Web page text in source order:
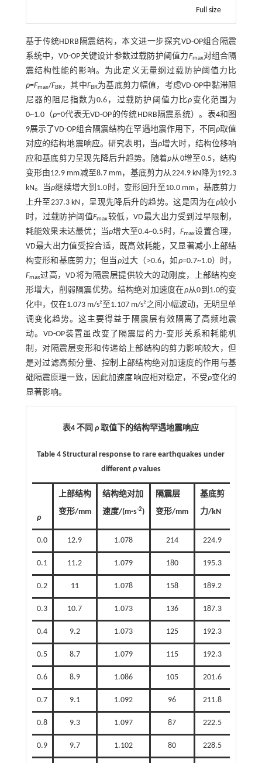
Full size
基于传统HDRB隔震结构，本文进一步探究VD-OP组合隔震
系统中，VD-OP关键设计参数过载防护阈值力Fmax对组合隔
震结构性能的影响。为此定义无量纲过载防护阈值力比
ρ=Fmax/FBR，其中FBR为基底剪力幅值，考虑VD-OP中黏滞阻
尼器的阻尼指数为0.6，过载防护阈值力比ρ 变化范围为
0~1.0（ρ=0代表无VD-OP的传统HDRB隔震系统）。 表4和 图
9展示了VD-OP组合隔震结构在罕遇地震作用下，不同ρ取值
对应的结构地震响应。研究表明，当ρ增大时，结构位移响
应和基底剪力呈现先降后升趋势。随着ρ从0增至0.5，结构
变形由12.9 mm减至8.7 mm，基底剪力从224.9 kN降为192.3
kN。当ρ继续增大到1.0时，变形回升至10.0 mm，基底剪力
上升至237.3 kN，呈现先降后升的趋势。这是因为在ρ较小
时，过载防护阈值Fmax较低，VD最大出力受到过早限制，
耗能效果未达最优；当ρ增大至0.4~0.5时，Fmax设置合理，
VD最大出力值受控合适，既高效耗能，又显著减小上部结
构变形和基底剪力；但当ρ过大（>0.6，如 ρ=0.7~1.0）时，
Fmax过高，VD将为隔震层提供较大的动刚度，上部结构变
形增大，削弱隔震优势。结构绝对加速度在ρ从0到1.0的变
化中，仅在1.073 m/s²至1.107 m/s²之间小幅波动，无明显单
调变化趋势。这主要得益于隔震层有效隔离了高频地震
动。VD-OP装置虽改变了隔震层的力-变形关系和耗能机
制，对隔震层变形和传递给上部结构的剪力影响较大，但
是对过滤高频分量、控制上部结构绝对加速度的作用与基
础隔震原理一致，因此加速度响应相对稳定，不受ρ变化的
显著影响。
表4 不同ρ取值下的结构罕遇地震响应
Table 4 Structural response to rare earthquakes under
different ρvalues
ρ
上部结构
变形/mm
结构绝对加
速度/(m·s-2)
隔震层
变形/mm
基底剪
力/kN
0.0 12.9 1.078 214 224.9
0.1 11.2 1.079 180 195.3
0.2 11 1.078 158 189.2
0.3 10.7 1.073 136 187.3
0.4 9.2 1.073 125 192.3
0.5 8.7 1.079 115 192.3
0.6 8.9 1.086 105 201.6
0.7 9.1 1.092 96 211.8
0.8 9.3 1.097 87 222.5
0.9 9.7 1.102 80 228.5